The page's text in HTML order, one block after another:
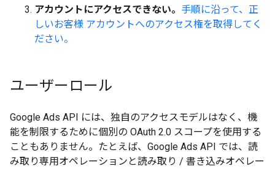
アカウントにアクセスできない。 手順に沿って、正
しいお客様 アカウントへのアクセス権を取得してく
ださい。
ユーザーロール
Google Ads API には、独自のアクセスモデルはなく、機
能を制限するために個別の OAuth 2.0 スコープを使用する
こともありません。たとえば、Google Ads API では、読
み取り専用オペレーションと読み取り / 書き込みオペレー